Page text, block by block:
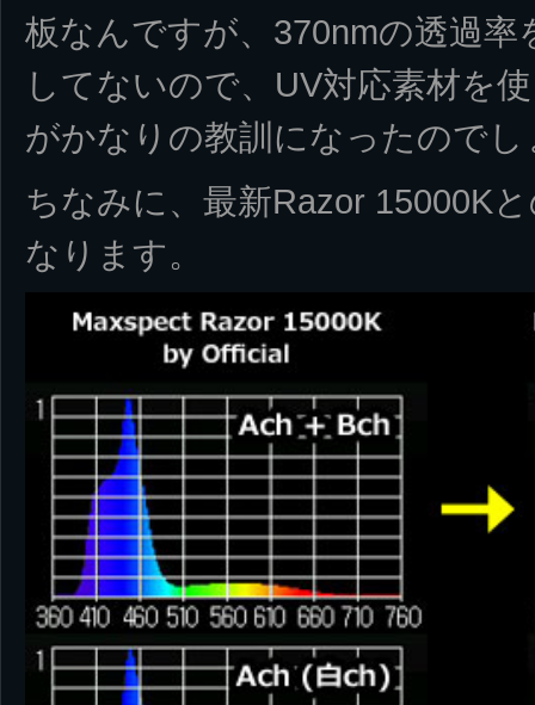
板なんですが、370nmの透過
してないので、UV対応素材を
がかなりの教訓になったのでし
ちなみに、最新Razor 15000K
なります。